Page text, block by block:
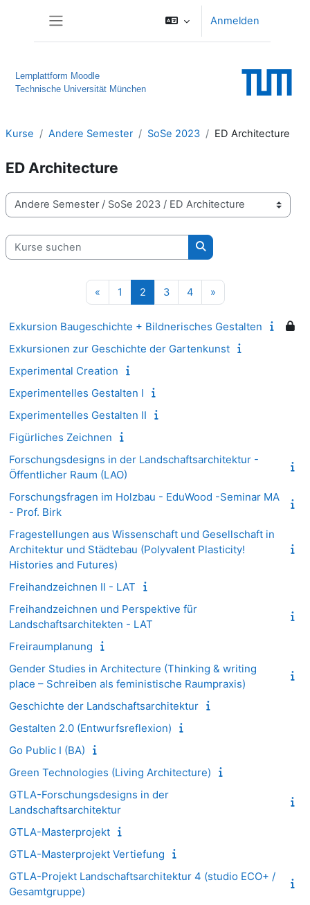
Anmelden
Lernplattform Moodle
Technische Universität München
Kurse Andere Semester SoSe 2023 ED Architecture
ED Architecture
Kursbereiche
Kurse suchen
Kurse suchen
«Vorherige Seite
1 Seite 1
2Seite 2
3Seite 3
4Seite 4
»Nächste Seite
Exkursion Baugeschichte + Bildnerisches Gestalten
Exkursionen zur Geschichte der Gartenkunst
Experimental Creation
Experimentelles Gestalten I
Experimentelles Gestalten II
Figürliches Zeichnen
Forschungsdesigns in der Landschaftsarchitektur -
Öffentlicher Raum (LAO)
Forschungsfragen im Holzbau - EduWood -Seminar MA
- Prof. Birk
Fragestellungen aus Wissenschaft und Gesellschaft in
Architektur und Städtebau (Polyvalent Plasticity!
Histories and Futures)
Freihandzeichnen II - LAT
Freihandzeichnen und Perspektive für
Landschaftsarchitekten - LAT
Freiraumplanung
Gender Studies in Architecture (Thinking & writing
place – Schreiben als feministische Raumpraxis)
Geschichte der Landschaftsarchitektur
Gestalten 2.0 (Entwurfsreflexion)
Go Public I (BA)
Green Technologies (Living Architecture)
GTLA-Forschungsdesigns in der
Landschaftsarchitektur
GTLA-Masterprojekt
GTLA-Masterprojekt Vertiefung
GTLA-Projekt Landschaftsarchitektur 4 (studio ECO+ /
Gesamtgruppe)